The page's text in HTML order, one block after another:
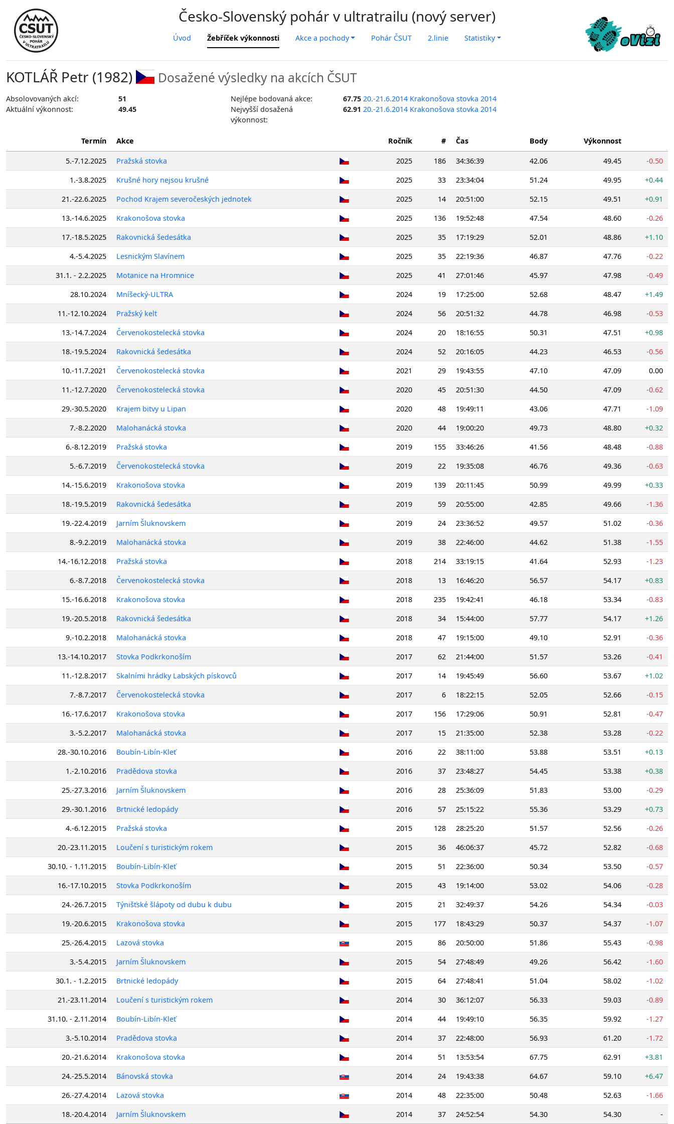
Česko-Slovenský pohár v ultratrailu (nový server)
Úvod Žebříček výkonnosti Akce a pochody Pohár ČSUT 2.linie Statistiky
KOTLÁŘ Petr (1982) Dosažené výsledky na akcích ČSUT
Absolovovaných akcí: 51 Nejlépe bodovaná akce: 67.75 20.-21.6.2014 Krakonošova stovka 2014
Aktuální výkonnost:
49.45
Nejvyšší dosažená
výkonnost:
62.91 20.-21.6.2014 Krakonošova stovka 2014
Termín Akce Ročník # Čas Body Výkonnost
5.-7.12.2025 Pražská stovka 2025 186 34:36:39 42.06 49.45
-0.50
1.-3.8.2025
Krušné hory nejsou krušné 2025 33 23:34:04 51.24 49.95
+0.44
21.-22.6.2025
Pochod Krajem severočeských jednotek 2025 14 20:51:00 52.15 49.51
+0.91
13.-14.6.2025
Krakonošova stovka 2025 136 19:52:48 47.54 48.60
-0.26
17.-18.5.2025
Rakovnická šedesátka 2025 35 17:19:29 52.01 48.86
+1.10
4.-5.4.2025
Lesnickým Slavínem 2025 35 22:19:36 46.87 47.76
-0.22
31.1. - 2.2.2025
Motanice na Hromnice 2025 41 27:01:46 45.97 47.98
-0.49
28.10.2024
Mníšecký-ULTRA 2024 19 17:25:00 52.68 48.47
+1.49
11.-12.10.2024
Pražský kelt 2024 56 20:51:32 44.78 46.98
-0.53
13.-14.7.2024
Červenokostelecká stovka 2024 20 18:16:55 50.31 47.51
+0.98
18.-19.5.2024
Rakovnická šedesátka 2024 52 20:16:05 44.23 46.53
-0.56
10.-11.7.2021
Červenokostelecká stovka 2021 29 19:43:55 47.10 47.09
0.00
11.-12.7.2020
Červenokostelecká stovka 2020 45 20:51:30 44.50 47.09
-0.62
29.-30.5.2020
Krajem bitvy u Lipan 2020 48 19:49:11 43.06 47.71
-1.09
7.-8.2.2020
Malohanácká stovka 2020 44 19:00:20 49.73 48.80
+0.32
6.-8.12.2019
Pražská stovka 2019 155 33:46:26 41.56 48.48
-0.88
5.-6.7.2019
Červenokostelecká stovka 2019 22 19:35:08 46.76 49.36
-0.63
14.-15.6.2019
Krakonošova stovka 2019 139 20:11:45 50.99 49.99
+0.33
18.-19.5.2019
Rakovnická šedesátka 2019 59 20:55:00 42.85 49.66
-1.36
19.-22.4.2019
Jarním Šluknovskem 2019 24 23:36:52 49.57 51.02
-0.36
8.-9.2.2019
Malohanácká stovka 2019 38 22:46:00 44.62 51.38
-1.55
14.-16.12.2018
Pražská stovka 2018 214 33:19:15 41.64 52.93
-1.23
6.-8.7.2018
Červenokostelecká stovka 2018 13 16:46:20 56.57 54.17
+0.83
15.-16.6.2018
Krakonošova stovka 2018 235 19:42:41 46.18 53.34
-0.83
19.-20.5.2018
Rakovnická šedesátka 2018 34 15:44:00 57.77 54.17
+1.26
9.-10.2.2018
Malohanácká stovka 2018 47 19:15:00 49.10 52.91
-0.36
13.-14.10.2017
Stovka Podkrkonoším 2017 62 21:44:00 51.57 53.26
-0.41
11.-12.8.2017
Skalními hrádky Labských pískovců 2017 14 19:45:49 56.60 53.67
+1.02
7.-8.7.2017
Červenokostelecká stovka 2017 6 18:22:15 52.05 52.66
-0.15
16.-17.6.2017
Krakonošova stovka 2017 156 17:29:06 50.91 52.81
-0.47
3.-5.2.2017
Malohanácká stovka 2017 15 21:35:00 52.38 53.28
-0.22
28.-30.10.2016
Boubín-Libín-Kleť 2016 22 38:11:00 53.88 53.51
+0.13
1.-2.10.2016
Pradědova stovka 2016 37 23:48:27 54.45 53.38
+0.38
25.-27.3.2016
Jarním Šluknovskem 2016 28 25:36:09 51.83 53.00
-0.29
29.-30.1.2016
Brtnické ledopády 2016 57 25:15:22 55.36 53.29
+0.73
4.-6.12.2015
Pražská stovka 2015 128 28:25:20 51.57 52.56
-0.26
20.-23.11.2015
Loučení s turistickým rokem 2015 36 46:06:37 45.72 52.82
-0.68
30.10. - 1.11.2015
Boubín-Libín-Kleť 2015 51 22:36:00 50.34 53.50
-0.57
16.-17.10.2015
Stovka Podkrkonoším 2015 43 19:14:00 53.02 54.06
-0.28
24.-26.7.2015
Týnišťské šlápoty od dubu k dubu 2015 21 32:49:37 54.26 54.34
-0.03
19.-20.6.2015
Krakonošova stovka 2015 177 18:43:29 50.37 54.37
-1.07
25.-26.4.2015
Lazová stovka 2015 86 20:50:00 51.86 55.43
-0.98
3.-5.4.2015
Jarním Šluknovskem 2015 54 27:48:49 49.26 56.42
-1.60
30.1. - 1.2.2015
Brtnické ledopády 2015 64 27:48:41 51.04 58.02
-1.02
21.-23.11.2014
Loučení s turistickým rokem 2014 30 36:12:07 56.33 59.03
-0.89
31.10. - 2.11.2014
Boubín-Libín-Kleť 2014 44 19:49:10 56.35 59.92
-1.27
3.-5.10.2014
Pradědova stovka 2014 37 22:48:00 56.93 61.20
-1.72
20.-21.6.2014
Krakonošova stovka 2014 51 13:53:54 67.75 62.91
+3.81
24.-25.5.2014
Bánovská stovka 2014 24 19:43:38 64.67 59.10
+6.47
26.-27.4.2014
Lazová stovka 2014 48 22:35:00 50.48 52.63
-1.66
18.-20.4.2014
Jarním Šluknovskem 2014 37 24:52:54 54.30 54.30 -